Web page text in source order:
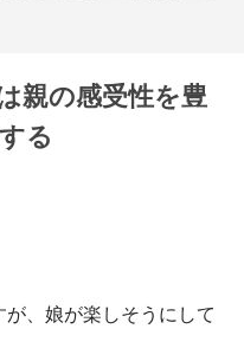
親の感受性を豊
る
、娘が楽しそうにして